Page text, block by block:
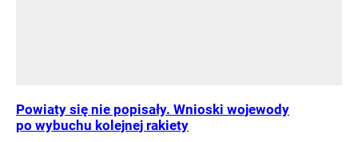
Powiaty się nie popisały. Wnioski wojewody
po wybuchu kolejnej rakiety